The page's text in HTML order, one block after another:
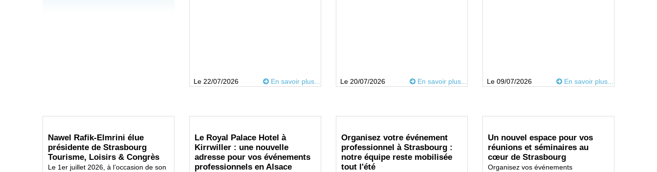
Le 22/07/2026 En savoir plus... Le 20/07/2026 En savoir plus... Le 09/07/2026 En savoir plus...
Nawel Rafik-Elmrini élue
présidente de Strasbourg
Tourisme, Loisirs & Congrès
Le 1er juillet 2026, à l’occasion de son
Le Royal Palace Hotel à
Kirrwiller : une nouvelle
adresse pour vos événements
professionnels en Alsace
Organisez votre événement
professionnel à Strasbourg :
notre équipe reste mobilisée
tout l'été
Un nouvel espace pour vos
réunions et séminaires au
cœur de Strasbourg
Organisez vos événements